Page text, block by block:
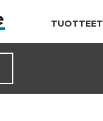
TUOTTEET